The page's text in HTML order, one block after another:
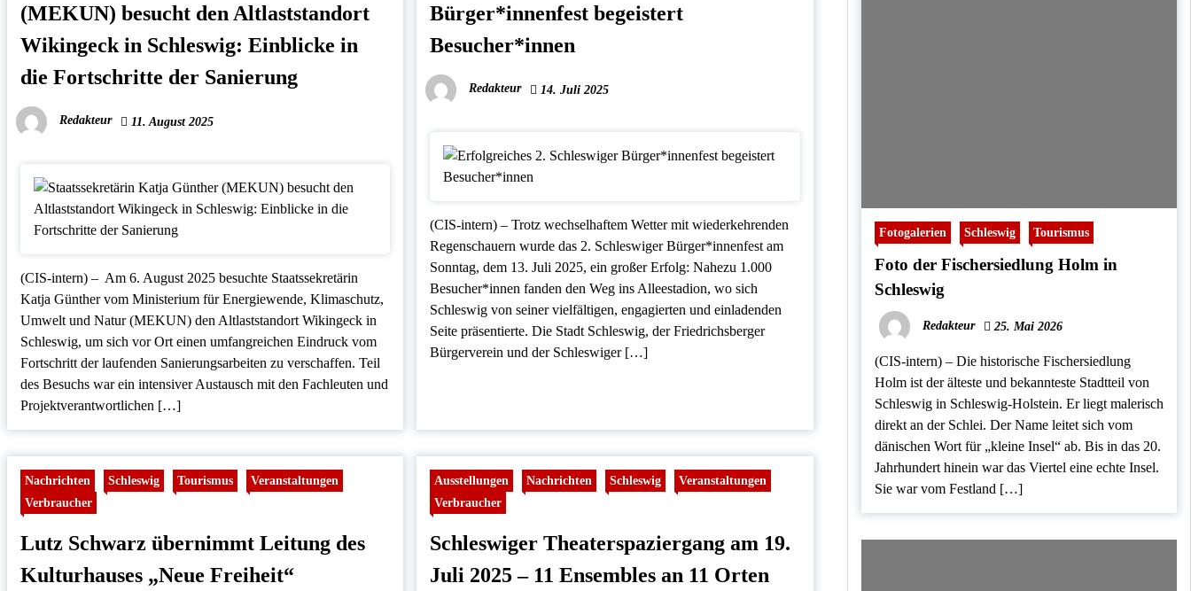
(MEKUN) besucht den Altlaststandort
Wikingeck in Schleswig: Einblicke in
die Fortschritte der Sanierung
Redakteur 11. August 2025
(CIS-intern) – Am 6. August 2025 besuchte Staatssekretärin
Katja Günther vom Ministerium für Energiewende, Klimaschutz,
Umwelt und Natur (MEKUN) den Altlaststandort Wikingeck in
Schleswig, um sich vor Ort einen umfangreichen Eindruck vom
Fortschritt der laufenden Sanierungsarbeiten zu verschaffen. Teil
des Besuchs war ein intensiver Austausch mit den Fachleuten und
Projektverantwortlichen […]
Bürger*innenfest begeistert
Besucher*innen
Redakteur 14. Juli 2025
(CIS-intern) – Trotz wechselhaftem Wetter mit wiederkehrenden
Regenschauern wurde das 2. Schleswiger Bürger*innenfest am
Sonntag, dem 13. Juli 2025, ein großer Erfolg: Nahezu 1.000
Besucher*innen fanden den Weg ins Alleestadion, wo sich
Schleswig von seiner vielfältigen, engagierten und einladenden
Seite präsentierte. Die Stadt Schleswig, der Friedrichsberger
Bürgerverein und der Schleswiger […]
Nachrichten Schleswig Tourismus
Veranstaltungen
Verbraucher
Lutz Schwarz übernimmt Leitung des
Kulturhauses „Neue Freiheit“
Ausstellungen Nachrichten Schleswig
Veranstaltungen
Verbraucher
Schleswiger Theaterspaziergang am 19.
Juli 2025 – 11 Ensembles an 11 Orten
Fotogalerien Schleswig Tourismus
Foto der Fischersiedlung Holm in
Schleswig
Redakteur 25. Mai 2026
(CIS-intern) – Die historische Fischersiedlung
Holm ist der älteste und bekannteste Stadtteil von
Schleswig in Schleswig-Holstein. Er liegt malerisch
direkt an der Schlei. Der Name leitet sich vom
dänischen Wort für „kleine Insel“ ab. Bis in das 20.
Jahrhundert hinein war das Viertel eine echte Insel.
Sie war vom Festland […]